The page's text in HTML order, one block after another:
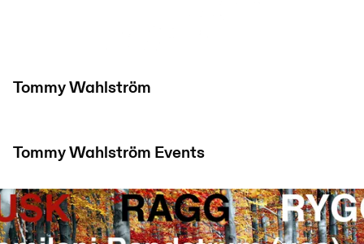
Tommy Wahlström
Tommy Wahlström Events